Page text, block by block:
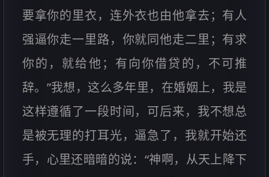
要拿你的里衣，连外衣也由他拿去；有人
强逼你走一里路，你就同他走二里；有求
你的，就给他；有向你借贷的，不可推
辞。”我想，这么多年里，在婚姻上，我是
这样遵循了一段时间，可后来，我不想总
是被无理的打耳光，逼急了，我就开始还
手，心里还暗暗的说：“神啊，从天上降下